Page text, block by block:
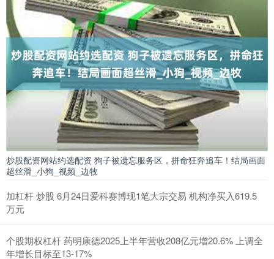
炒股配资网站约选配资 狗子被遗忘服务区，拼命狂奔追车！结局画面
超丝滑_小狗_视频_边牧
加杠杆 炒股 6月24日爱科赛博现1笔大宗交易 机构净买入619.5
万元
个股期权杠杆 药明康德2025上半年营收208亿元增20.6% 上调全
年增长目标至13-17%